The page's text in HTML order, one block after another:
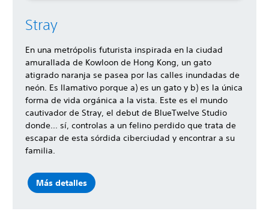
Stray
En una metrópolis futurista inspirada en la ciudad
amurallada de Kowloon de Hong Kong, un gato
atigrado naranja se pasea por las calles inundadas de
neón. Es llamativo porque a) es un gato y b) es la única
forma de vida orgánica a la vista. Este es el mundo
cautivador de Stray, el debut de BlueTwelve Studio
donde... sí, controlas a un felino perdido que trata de
escapar de esta sórdida ciberciudad y encontrar a su
familia.
Más detalles